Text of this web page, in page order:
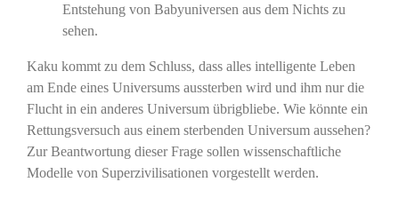
Entstehung von Babyuniversen aus dem Nichts zu
sehen.
Kaku kommt zu dem Schluss, dass alles intelligente Leben
am Ende eines Universums aussterben wird und ihm nur die
Flucht in ein anderes Universum übrigbliebe. Wie könnte ein
Rettungsversuch aus einem sterbenden Universum aussehen?
Zur Beantwortung dieser Frage sollen wissenschaftliche
Modelle von Superzivilisationen vorgestellt werden.